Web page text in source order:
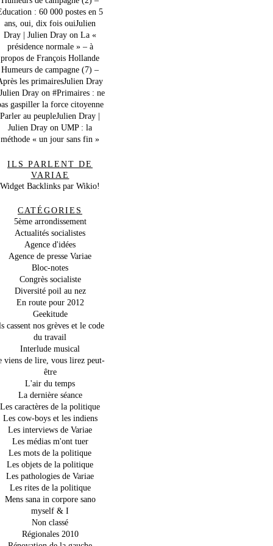
: 60 000 postes en 5
ans, oui, dix fois ouiJulien
Dray | Julien Dray on La «
présidence normale » – à
propos de François Hollande
Humeurs de campagne (7) –
les primairesJulien Dray
Dray on #Primaires : ne
gaspiller la force citoyenne
Parler au peupleJulien Dray |
Julien Dray on UMP : la
méthode « un jour sans fin »
ILS PARLENT DE
VARIAE
Widget Backlinks par Wikio!
CATÉGORIES
5ème arrondissement
Actualités socialistes
Agence d'idées
Agence de presse Variae
Bloc-notes
Congrès socialiste
Diversité poil au nez
En route pour 2012
Geekitude
cassent nos grèves et le code
du travail
Interlude musical
viens de lire, vous lirez peut-
être
L'air du temps
La dernière séance
Les caractères de la politique
Les cow-boys et les indiens
Les interviews de Variae
Les médias m'ont tuer
Les mots de la politique
Les objets de la politique
Les pathologies de Variae
Les rites de la politique
Mens sana in corpore sano
myself & I
Non classé
Régionales 2010